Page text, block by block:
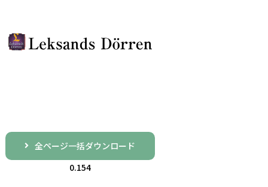
全ページ一括ダウンロード
0.154